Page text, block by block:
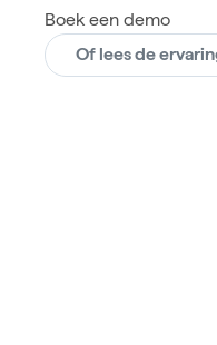
Boek een demo
Of lees de